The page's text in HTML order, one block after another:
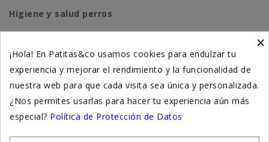
Higiene y salud perros
Suplementación natural
Otros
×
¡Hola! En Patitas&co usamos cookies para endulzar tu
experiencia y mejorar el rendimiento y la funcionalidad de
nuestra web para que cada visita sea única y personalizada.
¿Nos permites usarlas para hacer tu experiencia aún más
especial? Política de Protección de Datos